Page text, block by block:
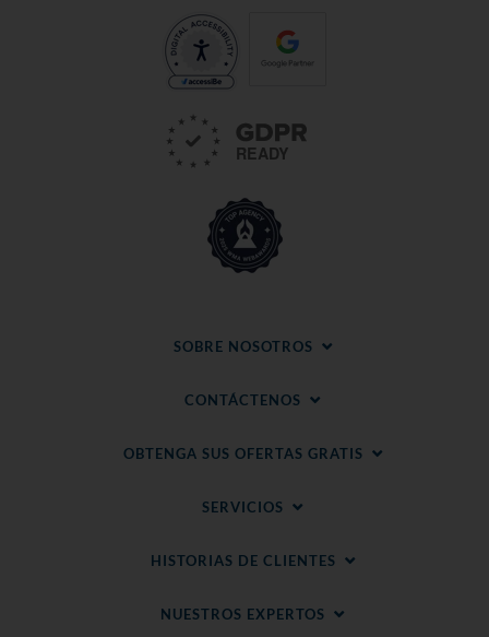
SOBRE NOSOTROS
CONTÁCTENOS
OBTENGA SUS OFERTAS GRATIS
SERVICIOS
HISTORIAS DE CLIENTES
NUESTROS EXPERTOS